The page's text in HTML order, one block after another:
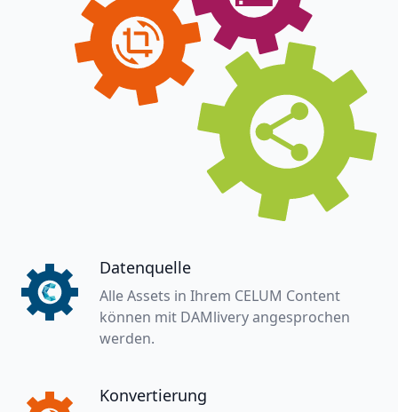
Datenquelle
Alle Assets in Ihrem CELUM Content
können mit DAMlivery angesprochen
werden.
Konvertierung